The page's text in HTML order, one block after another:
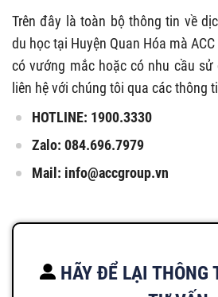
Trên đây là toàn bộ thông tin về
du học tại Huyện Quan Hóa mà
có vướng mắc hoặc có nhu cầu
liên hệ với chúng tôi qua các thông
HOTLINE: 1900.3330
Zalo: 084.696.7979
Mail: info@accgroup.vn
HÃY ĐỂ LẠI THÔNG